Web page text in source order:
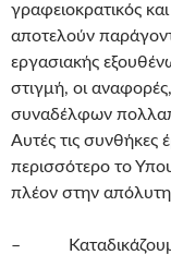
γραφειοκρατικός
αποτελούν
εργασιακής
στιγμή, οι αναφορές,
συναδέλφων
Αυτές τις συνθήκες
περισσότερο το
πλέον στην
– Καταδικάζουμε